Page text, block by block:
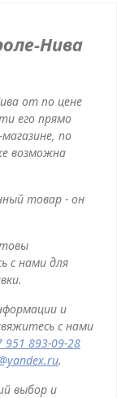
Нива
от по цене
его прямо
по
возможна
товар - он
с нами для
и
с нами
951 893-09-28
.
выбор и